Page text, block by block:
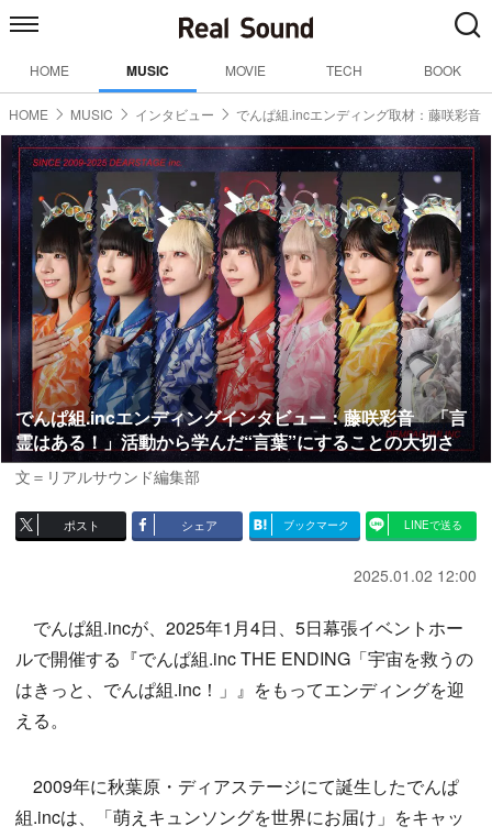
HOME MUSIC MOVIE TECH BOOK
HOME MUSIC インタビュー でんぱ組.incエンディング取材：藤咲彩音
でんぱ組.incエンディングインタビュー：藤咲彩音 「言
霊はある！」活動から学んだ“言葉”にすることの大切さ
文＝リアルサウンド編集部
ポスト シェア ブックマーク LINEで送る
2025.01.02 12:00
でんぱ組.incが、2025年1月4日、5日幕張イベントホー
ルで開催する『でんぱ組.inc THE ENDING「宇宙を救うの
はきっと、でんぱ組.inc！」』をもってエンディングを迎
える。
2009年に秋葉原・ディアステージにて誕生したでんぱ
組.incは、「萌えキュンソングを世界にお届け」をキャッ